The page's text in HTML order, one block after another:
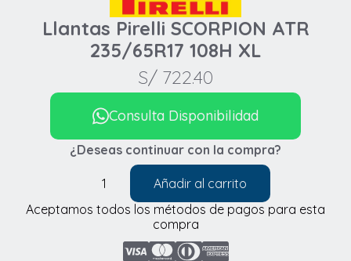
Llantas Pirelli SCORPION ATR
235/65R17 108H XL
S/ 722.40
¿Deseas continuar con la compra?
Llantas
Pirelli
Añadir al carrito
Consulta Disponibilidad
Aceptamos todos los métodos de pagos para esta
compra